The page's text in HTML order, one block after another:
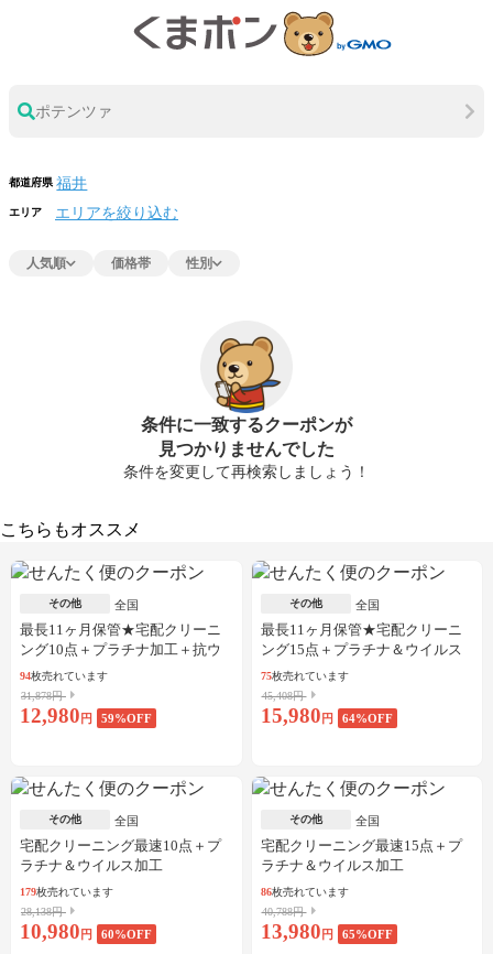
ポテンツァ
都道府県
エリア エリアを絞り込む
人気順 価格帯 性別
条件に一致するクーポンが
見つかりませんでした
条件を変更して再検索しましょう！
こちらもオススメ
その他 全国
最長11ヶ月保管★宅配クリーニ
ング10点＋プラチナ加工＋抗ウ
イルス加工
94枚売れています
31,878円
12,980 円 59%OFF
その他 全国
最長11ヶ月保管★宅配クリーニ
ング15点＋プラチナ＆ウイルス
加工
75枚売れています
45,408円
15,980 円 64%OFF
その他 全国
宅配クリーニング最速10点＋プ
ラチナ＆ウイルス加工
179枚売れています
28,138円
10,980 円 60%OFF
その他 全国
宅配クリーニング最速15点＋プ
ラチナ＆ウイルス加工
86枚売れています
40,788円
13,980 円 65%OFF